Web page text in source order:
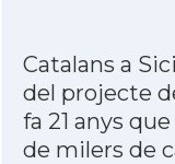
Catalans a
del projecte
fa 21 anys
de milers de